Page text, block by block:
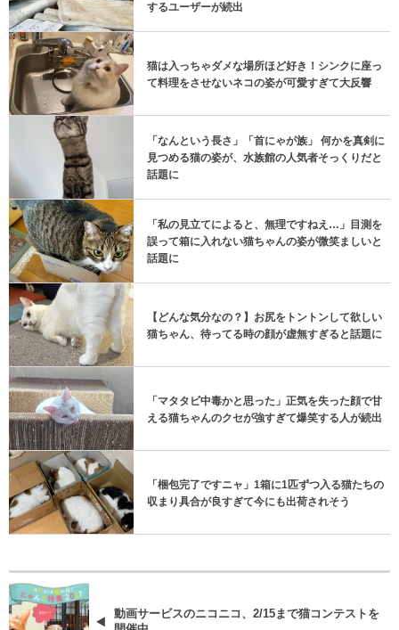
するユーザーが続出
猫は入っちゃダメな場所ほど好き！シンクに座っ
て料理をさせないネコの姿が可愛すぎて大反響
「なんという長さ」「首にゃが族」 何かを真剣に
見つめる猫の姿が、水族館の人気者そっくりだと
話題に
「私の見立てによると、無理ですねえ…」目測を
誤って箱に入れない猫ちゃんの姿が微笑ましいと
話題に
【どんな気分なの？】お尻をトントンして欲しい
猫ちゃん、待ってる時の顔が虚無すぎると話題に
「マタタビ中毒かと思った」正気を失った顔で甘
える猫ちゃんのクセが強すぎて爆笑する人が続出
「梱包完了ですニャ」1箱に1匹ずつ入る猫たちの
収まり具合が良すぎて今にも出荷されそう
動画サービスのニコニコ、2/15まで猫コンテストを